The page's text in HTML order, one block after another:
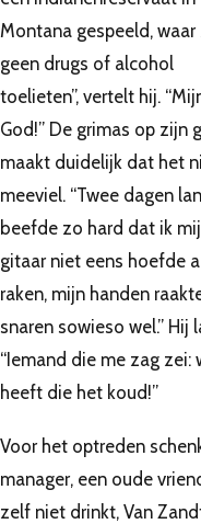
Montana gespeeld, waar
geen drugs of alcohol
toelieten”, vertelt hij.
God!” De grimas op zijn
maakt duidelijk dat het
meeviel. “Twee dagen
beefde zo hard dat ik
gitaar niet eens hoefde
raken, mijn handen
snaren sowieso wel.” Hij
“Iemand die me zag zei:
heeft die het koud!”
Voor het optreden
manager, een oude
zelf niet drinkt, Van